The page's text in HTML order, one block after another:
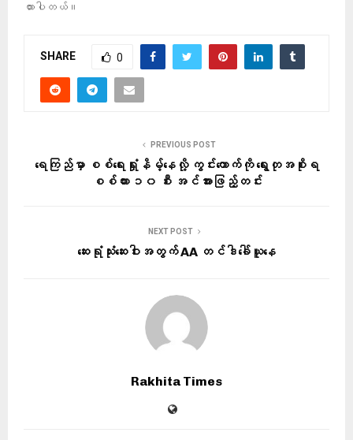
ထားပါတယ်။
SHARE 0
PREVIOUS POST
ရေကြည်မှာ စစ်ရေးရှုံးနိမ့်နေလို့ ကွင်းကောက်ကို ရွေးတုအစိုးရ
စစ်ကား ၁၀ စီး အင်အားဖြည့်တင်း
NEXT POST
ဆေးရုံသုံးဆေးဝါးအတွက် AA တင်ဒါခေါ်ယူနေ
Rakhita Times